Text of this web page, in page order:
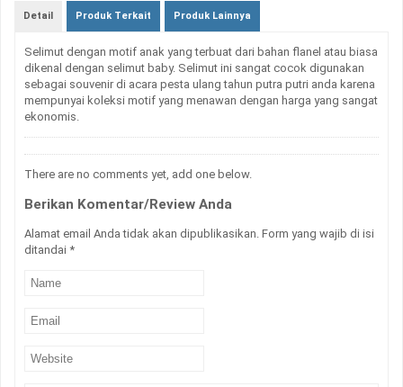
Detail Produk Terkait Produk Lainnya
Selimut dengan motif anak yang terbuat dari bahan flanel atau biasa
dikenal dengan selimut baby. Selimut ini sangat cocok digunakan
sebagai souvenir di acara pesta ulang tahun putra putri anda karena
mempunyai koleksi motif yang menawan dengan harga yang sangat
ekonomis.
There are no comments yet, add one below.
Berikan Komentar/Review Anda
Alamat email Anda tidak akan dipublikasikan. Form yang wajib di isi
ditandai *